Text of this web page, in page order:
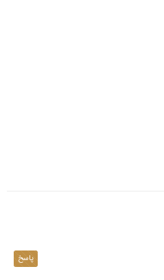
پاسخ